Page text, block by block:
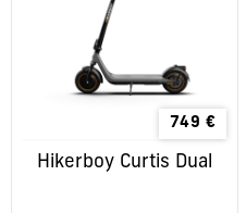
749 €
Hikerboy Curtis Dual